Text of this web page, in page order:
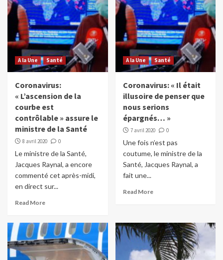
A la Une Santé
Coronavirus:
« L’ascension de la
courbe est
contrôlable » assure le
ministre de la Santé
8 avril 2020 0
Le ministre de la Santé,
Jacques Raynal, a encore
commenté cet après-midi,
en direct sur...
Read More
A la Une Santé
Coronavirus: « Il était
illusoire de penser que
nous serions
épargnés… »
7 avril 2020 0
Une fois n’est pas
coutume, le ministre de la
Santé, Jacques Raynal, a
fait une...
Read More